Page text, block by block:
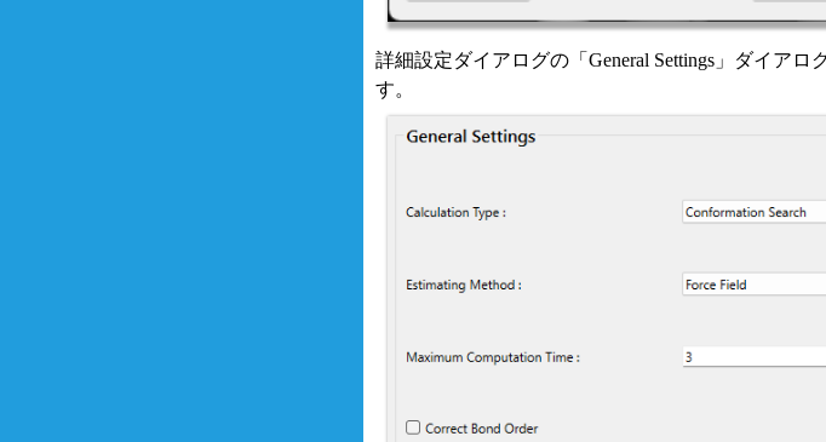
詳細設定ダイアログの「General Settings」ダイアロ
す。